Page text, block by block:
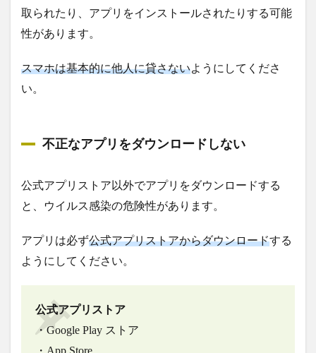
取られたり、アプリをインストールされたりする可能
性があります。
スマホは基本的に他人に貸さないようにしてくださ
い。
不正なアプリをダウンロードしない
公式アプリストア以外でアプリをダウンロードする
と、ウイルス感染の危険性があります。
アプリは必ず公式アプリストアからダウンロードする
ようにしてください。
公式アプリストア
・Google Play ストア